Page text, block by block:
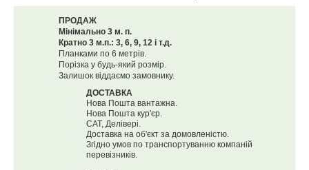
ПРОДАЖ
Мінімально 3 м. п.
Кратно 3 м.п.: 3, 6, 9, 12 і т.д.
Планками по 6 метрів.
Порізка у будь-який розмір.
Залишок віддаємо замовнику.
ДОСТАВКА
Нова Пошта вантажна.
Нова Пошта кур'єр.
САТ, Делівері.
Доставка на об'єкт за домовленістю.
Згідно умов по транспортуванню компаній
перевізників.